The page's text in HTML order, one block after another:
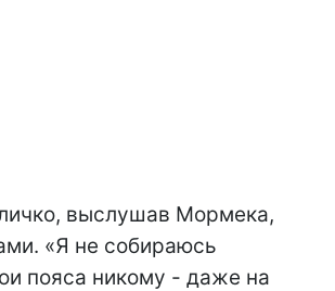
выслушав Мормека,
«Я не собираюсь
пояса никому - даже на